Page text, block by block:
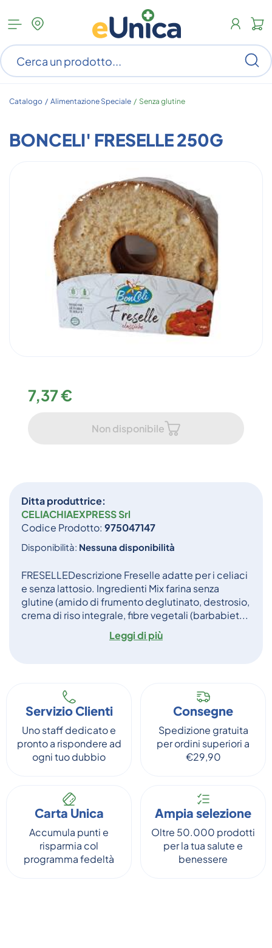
Apri
menu
categorie
Catalogo / Alimentazione Speciale / Senza glutine
BONCELI' FRESELLE 250G
Ditta produttrice:
CELIACHIAEXPRESS Srl
Codice Prodotto: 975047147
Disponibilità: Nessuna disponibilità
FRESELLEDescrizione Freselle adatte per i celiaci
e senza lattosio. Ingredienti Mix farina senza
glutine (amido di frumento deglutinato, destrosio,
crema di riso integrale, fibre vegetali (barbabiet...
Leggi di più
7,37 €
Non disponibile
Servizio Clienti
Uno staff dedicato e
pronto a rispondere ad
ogni tuo dubbio
Consegne
Spedizione gratuita
per ordini superiori a
€29,90
Carta Unica
Accumula punti e
risparmia col
programma fedeltà
Ampia selezione
Oltre 50.000 prodotti
per la tua salute e
benessere